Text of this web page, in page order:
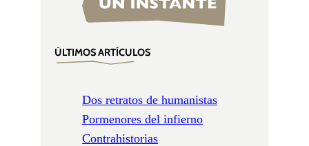
ÚLTIMOS ARTÍCULOS
Dos retratos de humanistas
Pormenores del infierno
Contrahistorias